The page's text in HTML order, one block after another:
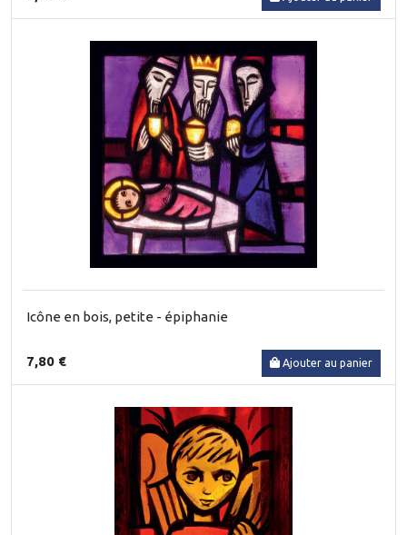
Icône en bois, petite - épiphanie
7,80 € Ajouter au panier